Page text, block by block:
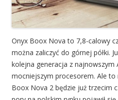
Onyx Boox Nova to 7,8-calowy
można zaliczyć do górnej półki.
kolejna generacja z najnowszym
mocniejszym procesorem. Ale to
Boox Nova 2 będzie już trzecim